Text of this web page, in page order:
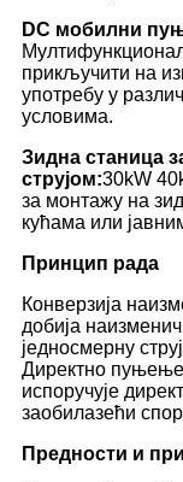
DC мобилни
прикључити на
употребу у
условима.
Зидна станица
струјом:30kW
за монтажу на
кућама или
Принцип рада
Конверзија
добија
једносмерну
Директно пуњење
испоручује
заобилазећи
Предности и